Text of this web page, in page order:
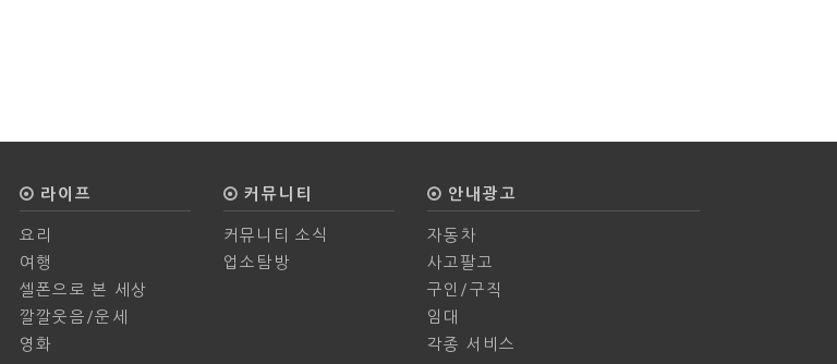
라이프
요리
여행
셀폰으로 본 세상
깔깔웃음/운세
영화
커뮤니티
커뮤니티 소식
업소탐방
안내광고
자동차
사고팔고
구인/구직
임대
각종 서비스